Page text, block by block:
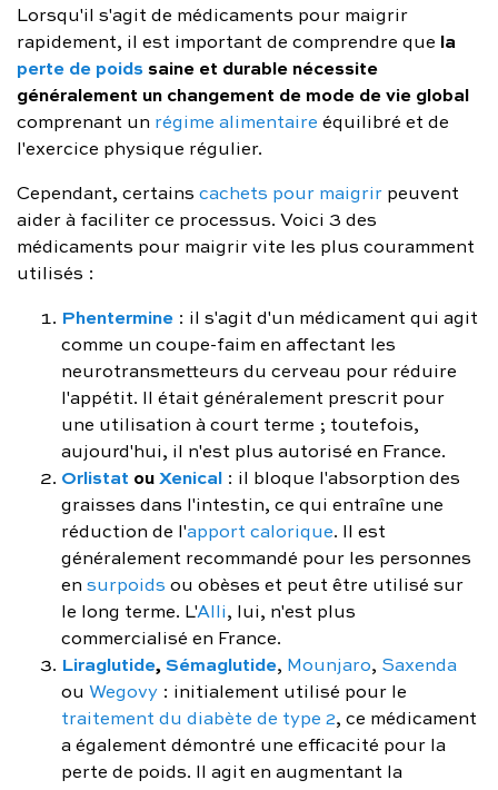
Lorsqu'il s'agit de médicaments pour maigrir
rapidement, il est important de comprendre que la
perte de poids saine et durable nécessite
généralement un changement de mode de vie global
comprenant un régime alimentaire équilibré et de
l'exercice physique régulier.
Cependant, certains cachets pour maigrir peuvent
aider à faciliter ce processus. Voici 3 des
médicaments pour maigrir vite les plus couramment
utilisés :
Phentermine : il s'agit d'un médicament qui agit
comme un coupe-faim en affectant les
neurotransmetteurs du cerveau pour réduire
l'appétit. Il était généralement prescrit pour
une utilisation à court terme ; toutefois,
aujourd'hui, il n'est plus autorisé en France.
Orlistat ouXenical : il bloque l'absorption des
graisses dans l'intestin, ce qui entraîne une
réduction de l'apport calorique. Il est
généralement recommandé pour les personnes
en surpoids ou obèses et peut être utilisé sur
le long terme. L'Alli, lui, n'est plus
commercialisé en France.
Liraglutide,Sémaglutide, Mounjaro, Saxenda
ou Wegovy : initialement utilisé pour le
traitement du diabète de type 2, ce médicament
a également démontré une efficacité pour la
perte de poids. Il agit en augmentant la